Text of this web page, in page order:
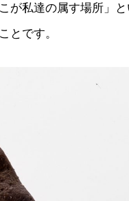
が私達の属す場所」
とです。